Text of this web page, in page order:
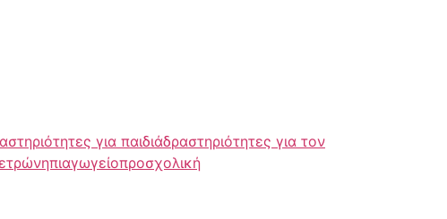
για παιδιάδραστηριότητες για τον
νηπιαγωγείοπροσχολική